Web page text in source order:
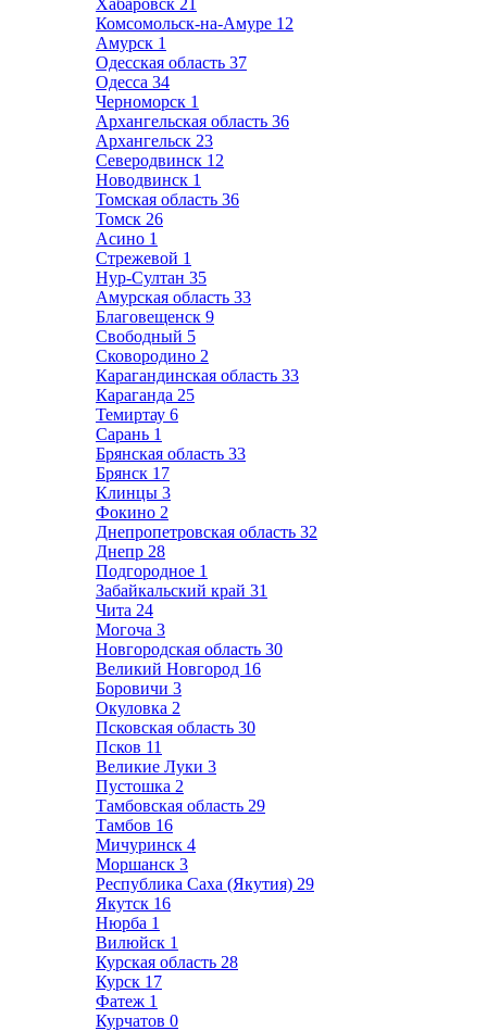
Хабаровск 21
Комсомольск-на-Амуре 12
Амурск 1
Одесская область 37
Одесса 34
Черноморск 1
Архангельская область 36
Архангельск 23
Северодвинск 12
Новодвинск 1
Томская область 36
Томск 26
Асино 1
Стрежевой 1
Нур-Султан 35
Амурская область 33
Благовещенск 9
Свободный 5
Сковородино 2
Карагандинская область 33
Караганда 25
Темиртау 6
Сарань 1
Брянская область 33
Брянск 17
Клинцы 3
Фокино 2
Днепропетровская область 32
Днепр 28
Подгородное 1
Забайкальский край 31
Чита 24
Могоча 3
Новгородская область 30
Великий Новгород 16
Боровичи 3
Окуловка 2
Псковская область 30
Псков 11
Великие Луки 3
Пустошка 2
Тамбовская область 29
Тамбов 16
Мичуринск 4
Моршанск 3
Республика Саха (Якутия) 29
Якутск 16
Нюрба 1
Вилюйск 1
Курская область 28
Курск 17
Фатеж 1
Курчатов 0